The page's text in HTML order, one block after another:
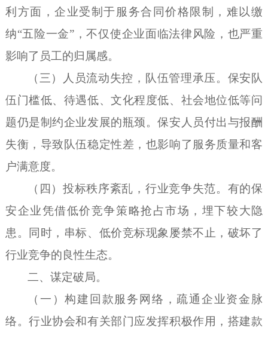
利方面，企业受制于服务合同价格限制，难以缴
纳“五险一金” ，不仅使企业面临法律风险，也严重
影响了员工的归属感。
（三）
人员流动失控，队伍管理承压。 保安队
伍门槛低、 待遇低、文化程度低、社会地位低等问
题仍是制约企业发展的瓶颈。保安人员付出与报酬
失衡，导致队伍稳定性差 ，也影响了服务质量和客
户满意度。
（四）投标秩序紊乱，行业竞争失范。有的保
安企业凭借低价竞争策略抢占市场 ，埋下较大隐
患。同时，串标、低价竞标现象屡禁不止，破坏了
行业竞争的良性生态。
二、 谋定破局。
（一）构建回款服务网络，疏通企业资金脉
络。行业协会和有关部门应发挥积极作用，搭建款